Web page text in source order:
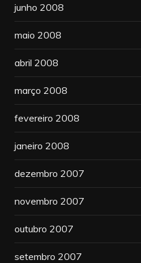
junho 2008
maio 2008
abril 2008
março 2008
fevereiro 2008
janeiro 2008
dezembro 2007
novembro 2007
outubro 2007
setembro 2007